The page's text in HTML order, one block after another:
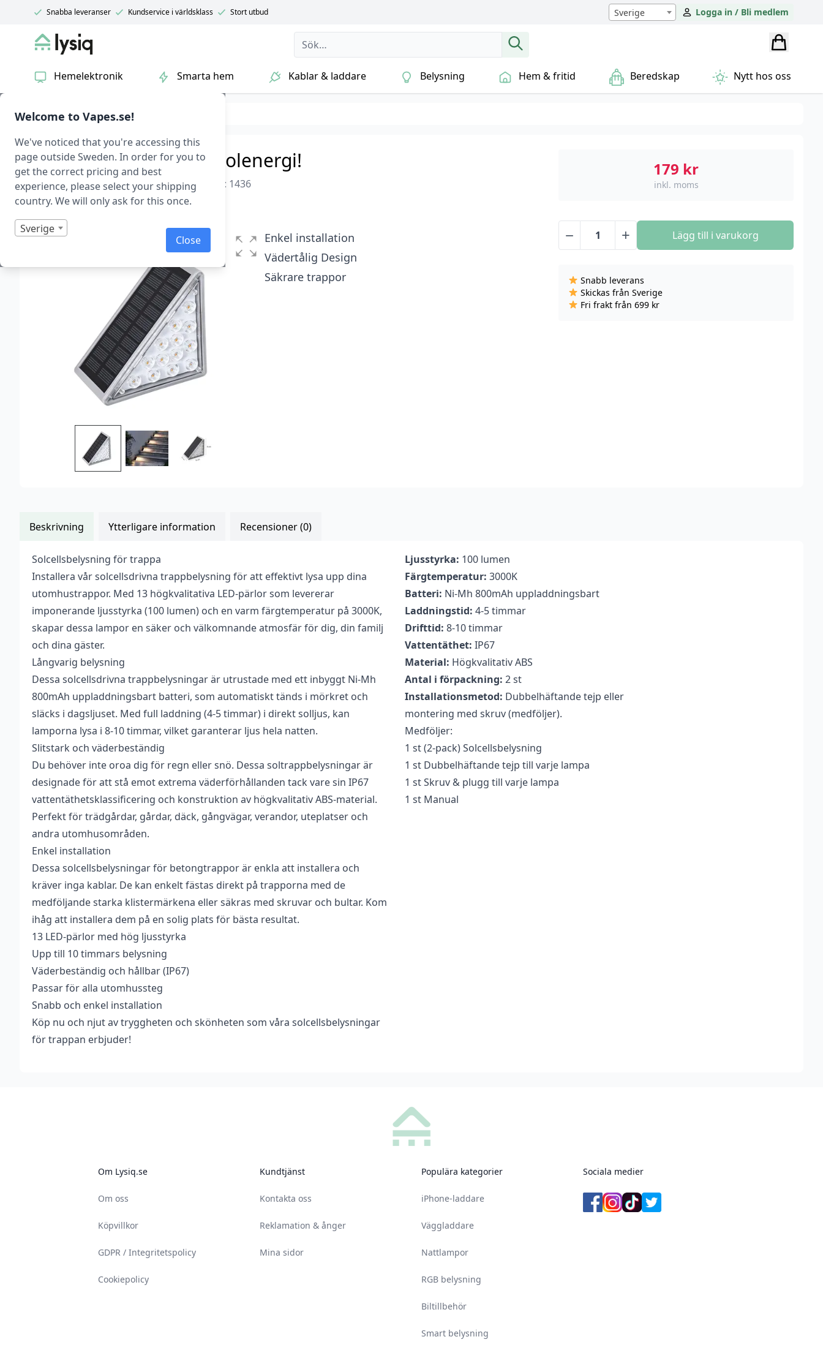
Welcome to Vapes.se!
We've noticed that you're accessing this
page outside Sweden. In order for you to
get the correct pricing and best
experience, please select your shipping
country. We will only ask for this once.
Sverige
Close
Snabba leveranser Kundservice i världsklass Stort utbud Sverige Logga in / Bli medlem
Lysiq
Hemelektronik Smarta hem Kablar & laddare Belysning Hem & fritid Beredskap Nytt hos oss
Belysning Solcellsbelysning
Lys upp trappan med solenergi!
Solcellsbelysning för trappa 2-pack| Art.nr: 1436
Betygsatt
1
på
0
I lager
Enkel installation
Vädertålig Design
Säkrare trappor
179 kr
inkl. moms
−
Solcellsbelysning
2-
pack
+ Lägg till i varukorg
Snabb leverans
Skickas från Sverige
Fri frakt från 699 kr
Beskrivning Ytterligare information Recensioner (0)
Solcellsbelysning för trappa
Installera vår solcellsdrivna trappbelysning för att effektivt lysa upp dina
utomhustrappor. Med 13 högkvalitativa LED-pärlor som levererar
imponerande ljusstyrka (100 lumen) och en varm färgtemperatur på 3000K,
skapar dessa lampor en säker och välkomnande atmosfär för dig, din familj
och dina gäster.
Långvarig belysning
Dessa solcellsdrivna trappbelysningar är utrustade med ett inbyggt Ni-Mh
800mAh uppladdningsbart batteri, som automatiskt tänds i mörkret och
släcks i dagsljuset. Med full laddning (4-5 timmar) i direkt solljus, kan
lamporna lysa i 8-10 timmar, vilket garanterar ljus hela natten.
Slitstark och väderbeständig
Du behöver inte oroa dig för regn eller snö. Dessa soltrappbelysningar är
designade för att stå emot extrema väderförhållanden tack vare sin IP67
vattentäthetsklassificering och konstruktion av högkvalitativ ABS-material.
Perfekt för trädgårdar, gårdar, däck, gångvägar, verandor, uteplatser och
andra utomhusområden.
Enkel installation
Dessa solcellsbelysningar för betongtrappor är enkla att installera och
kräver inga kablar. De kan enkelt fästas direkt på trapporna med de
medföljande starka klistermärkena eller säkras med skruvar och bultar. Kom
ihåg att installera dem på en solig plats för bästa resultat.
13 LED-pärlor med hög ljusstyrka
Upp till 10 timmars belysning
Väderbeständig och hållbar (IP67)
Passar för alla utomhussteg
Snabb och enkel installation
Köp nu och njut av tryggheten och skönheten som våra solcellsbelysningar
för trappan erbjuder!
Ljusstyrka: 100 lumen
Färgtemperatur: 3000K
Batteri: Ni-Mh 800mAh uppladdningsbart
Laddningstid: 4-5 timmar
Drifttid: 8-10 timmar
Vattentäthet: IP67
Material: Högkvalitativ ABS
Antal i förpackning: 2 st
Installationsmetod: Dubbelhäftande tejp eller
montering med skruv (medföljer).
Medföljer:
1 st (2-pack) Solcellsbelysning
1 st Dubbelhäftande tejp till varje lampa
1 st Skruv & plugg till varje lampa
1 st Manual
Vikt 0,0 kg
Recensioner
Det finns inga recensioner än.
Bli först med att recensera ”Solcellsbelysning för trappa 2-pack”
Du måste varainloggadför att skriva en recension.
Om Lysiq.se
Om oss
Köpvillkor
GDPR / Integritetspolicy
Cookiepolicy
Kundtjänst
Kontakta oss
Reklamation & ånger
Mina sidor
Populära kategorier
iPhone-laddare
Väggladdare
Nattlampor
RGB belysning
Biltillbehör
Smart belysning
Sociala medier